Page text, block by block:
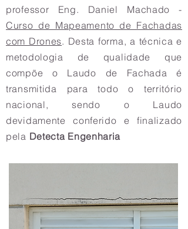
professor Eng. Daniel Machado -
Curso de Mapeamento de Fachadas
com Drones. Desta forma, a técnica e
metodologia de qualidade que
compõe o Laudo de Fachada é
transmitida para todo o território
nacional, sendo o Laudo
devidamente conferido e finalizado
pela Detecta Engenharia